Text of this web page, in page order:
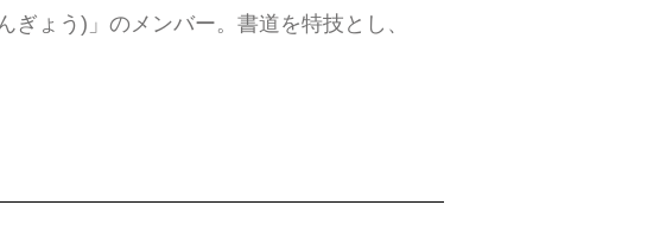
ょう)」のメンバー。書道を特技とし、